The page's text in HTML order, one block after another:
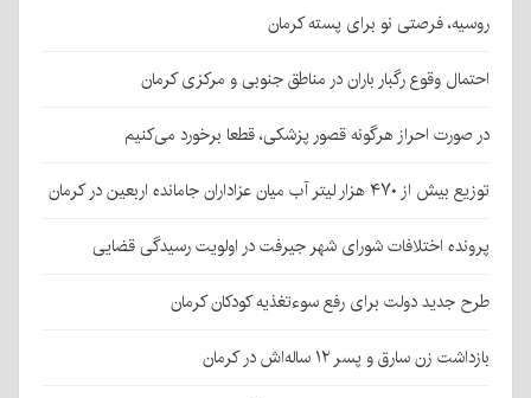
روسیه، فرصتی نو برای پسته کرمان
احتمال وقوع رگبار باران در مناطق جنوبی و مرکزی کرمان
در صورت احراز هرگونه قصور پزشکی، قطعا برخورد می‌کنیم
توزیع بیش از ۴۷۰ هزار لیتر آب میان عزاداران جامانده اربعین در کرمان
پرونده اختلافات شورای شهر جیرفت در اولویت رسیدگی قضایی
طرح جدید دولت برای رفع سوءتغذیه کودکان کرمان
بازداشت زن سارق و پسر ۱۲ ساله‌اش در کرمان